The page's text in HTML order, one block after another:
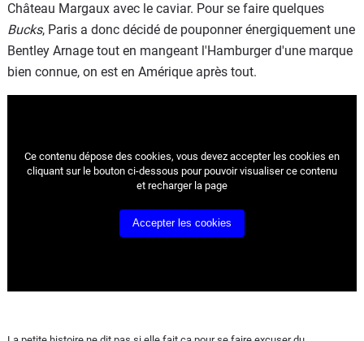
Château Margaux avec le caviar. Pour se faire quelques
Bucks, Paris a donc décidé de pouponner énergiquement une
Bentley Arnage tout en mangeant l'Hamburger d'une marque
bien connue, on est en Amérique après tout.
Ce contenu dépose des cookies, vous devez accepter les cookies en
cliquant sur le bouton ci-dessous pour pouvoir visualiser ce contenu
et recharger la page
Accepter les cookies